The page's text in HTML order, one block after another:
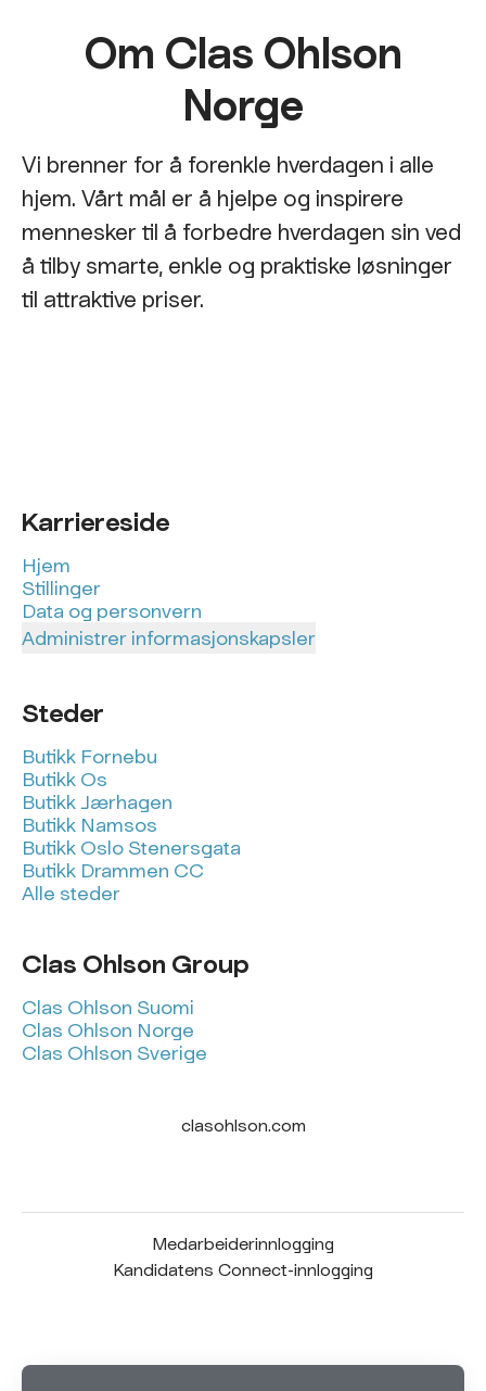
Om Clas Ohlson
Norge
Vi brenner for å forenkle hverdagen i alle
hjem. Vårt mål er å hjelpe og inspirere
mennesker til å forbedre hverdagen sin ved
å tilby smarte, enkle og praktiske løsninger
til attraktive priser.
Karriereside
Hjem
Stillinger
Data og personvern
Administrer informasjonskapsler
Steder
Butikk Fornebu
Butikk Os
Butikk Jærhagen
Butikk Namsos
Butikk Oslo Stenersgata
Butikk Drammen CC
Alle steder
Clas Ohlson Group
Clas Ohlson Suomi
Clas Ohlson Norge
Clas Ohlson Sverige
clasohlson.com
Medarbeiderinnlogging
Kandidatens Connect-innlogging